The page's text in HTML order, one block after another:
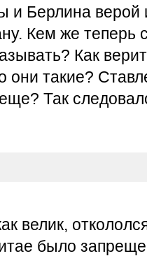
и Берлина верой
Кем же теперь
Как
они такие?
Так
велик,
было